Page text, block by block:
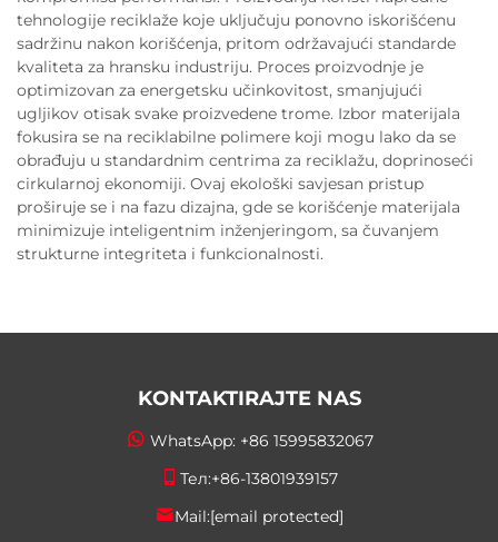
tehnologije reciklaže koje uključuju ponovno iskorišćenu
sadržinu nakon korišćenja, pritom održavajući standarde
kvaliteta za hransku industriju. Proces proizvodnje je
optimizovan za energetsku učinkovitost, smanjujući
ugljikov otisak svake proizvedene trome. Izbor materijala
fokusira se na reciklabilne polimere koji mogu lako da se
obrađuju u standardnim centrima za reciklažu, doprinoseći
cirkularnoj ekonomiji. Ovaj ekološki savjesan pristup
proširuje se i na fazu dizajna, gde se korišćenje materijala
minimizuje inteligentnim inženjeringom, sa čuvanjem
strukturne integriteta i funkcionalnosti.
KONTAKTIRAJTE NAS
WhatsApp: +86 15995832067
Тел:+86-13801939157
Mail:[email protected]